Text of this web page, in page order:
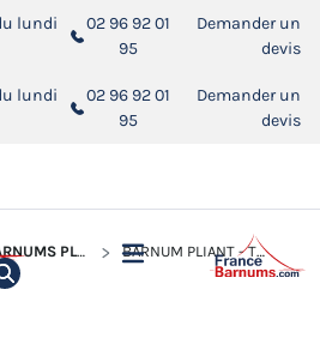
lundi
02 96 92 01
95
Demander un
devis
lundi
02 96 92 01
95
Demander un
devis
ALUMINIUM PRO 45 LUXE M2 DE 3M X 6M BARNUM PLIANT - TENTE PLIANTE ALU PRO 45 LUXE M2 3MX6M VERT DORÉ 380GR/M²